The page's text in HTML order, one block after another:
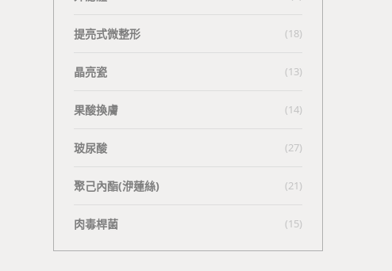
提亮式微整形 (18)
晶亮瓷 (13)
果酸換膚 (14)
玻尿酸 (27)
聚己內酯(洢蓮絲) (21)
肉毒桿菌 (15)